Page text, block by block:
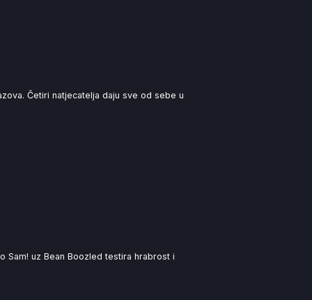
Četiri natjecatelja daju sve od sebe u
Sam! uz Bean Boozled testira hrabrost i